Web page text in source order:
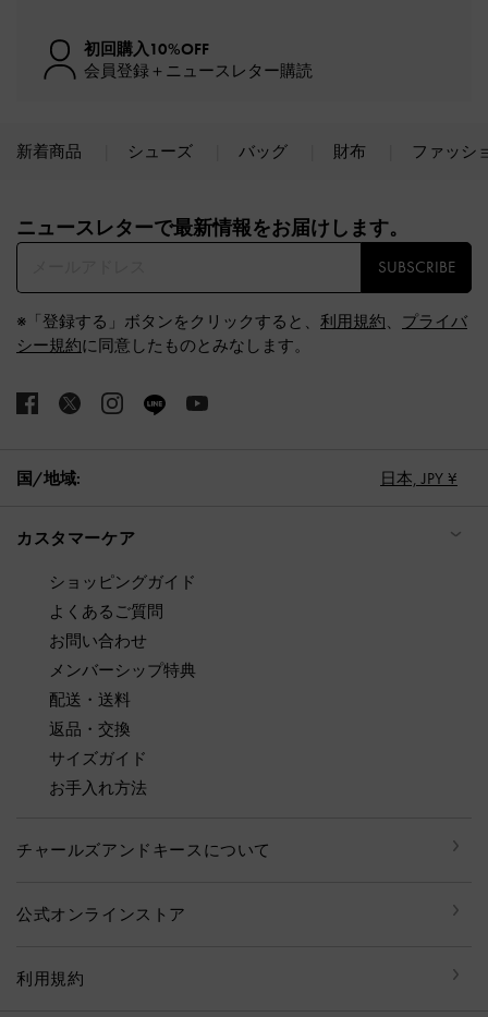
初回購入10%OFF
会員登録＋ニュースレター購読
新着商品 シューズ バッグ 財布 ファッシ
ニュースレターで最新情報をお届けします。​
SUBSCRIBE
※「登録する」ボタンをクリックすると、 利用規約、 プライバ
シー規約に同意したものとみなします。
国/地域: 日本, JPY ¥
カスタマーケア
ショッピングガイド
よくあるご質問
お問い合わせ
メンバーシップ特典
配送・送料
返品・交換
サイズガイド
お手入れ方法
チャールズアンドキースについて
公式オンラインストア
利用規約